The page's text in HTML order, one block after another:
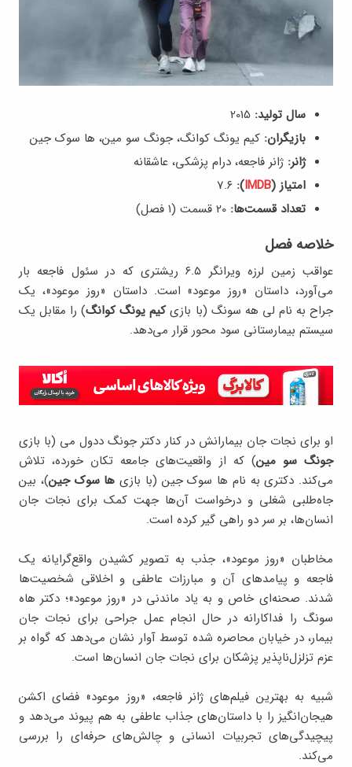
سال تولید:
بازیگران: کیم یونگ کوانگ، جونگ سو مین، ها سوک جین
ژانر: ژانر فاجعه، درام پزشکی، عاشقانه
امتیاز (IMDB
):
تعداد قسمت‌ها:
خلاصه فصل
عواقب زمین لرزه ویرانگر ۶.۵ ریشتری که در سئول فاجعه بار
می‌آورد، داستان «روز موعود» است. داستان «روز موعود»، یک
جراح به نام لی هه سونگ (با بازیکیم یونگ کوانگ) را مقابل یک
سیستم بیمارستانی سود محور قرار می‌دهد.
او برای نجات جان بیمارانش در کنار دکتر جونگ ددول می (با بازی
جونگ سو مین) که از واقعیت‌های جامعه تکان خورده، تلاش
می‌کند. دکتری به نام ها سوک جین (با بازی ها سوک جین)، بین
جاه‌طلبی شغلی و درخواست آن‌ها جهت کمک برای نجات جان
انسان‌ها، بر سر دو راهی گیر کرده است.
مخاطبان «روز موعود»، جذب به تصویر کشیدن واقع‌گرایانه یک
فاجعه و پیامدهای آن و مبارزات عاطفی و اخلاقی شخصیت‌ها
شدند. صحنه‌ای خاص و به یاد ماندنی در «روز موعود»؛ دکتر هاه
سونگ را فداکارانه در حال انجام عمل جراحی برای نجات جان
بیمار، در خیابان محاصره شده توسط آوار نشان می‌دهد که گواه بر
عزم تزلزل‌ناپذیر پزشکان برای نجات جان انسان‌ها است.
شبیه به بهترین فیلم‌های ژانر فاجعه، «روز موعود» فضای اکشن
هیجان‌انگیز را با داستان‌های جذاب عاطفی به هم پیوند می‌دهد و
پیچیدگی‌های تجربیات انسانی و چالش‌های حرفه‌ای را بررسی
می‌کند.